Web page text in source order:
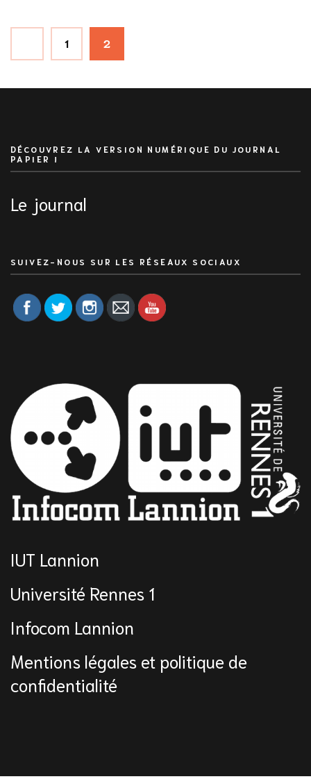
Navigation
des
articles
Page
1 Page
2
DÉCOUVREZ LA VERSION NUMÉRIQUE DU JOURNAL
PAPIER !
Le journal
SUIVEZ-NOUS SUR LES RÉSEAUX SOCIAUX
IUT Lannion
Université Rennes 1
Infocom Lannion
Mentions légales et politique de
confidentialité